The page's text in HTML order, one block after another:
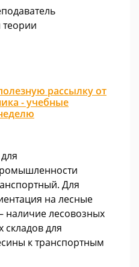
рассылку от
- учебные
Для
на лесные
наличие лесовозных
для
к транспортным